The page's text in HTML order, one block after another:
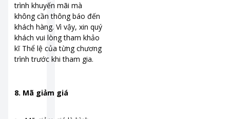
trình khuyến mãi mà
không cần thông báo đến
khách hàng. Vì vậy, xin quý
khách vui lòng tham khảo
kĩ Thể lệ của từng chương
trình trước khi tham gia.
8. Mã giảm giá